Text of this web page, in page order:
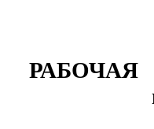
РАБОЧАЯ